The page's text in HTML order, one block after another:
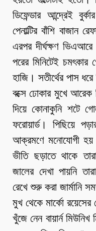
ডিফেন্ডার আন্দ্রেই
পেনাল্টির বাঁশি বাজান
এরপর দীর্ঘক্ষণ ভিএআরে
পরের মিনিটেই
হাজি। সতীর্থের পাস
বক্সে ঢোকার মুখে আরেক
দিয়ে কোনাকুনি শটে
ফরোয়ার্ড। পিছিয়ে
আক্রমণে মনোযোগী হয়
ভীতি ছড়াতে থাকে
জালের দেখা পায়নি
রেখে শুরু করা জার্মানি
মুখ থেকে মার্কো
খুঁজে নেন বায়ার্ন মিউনিখ